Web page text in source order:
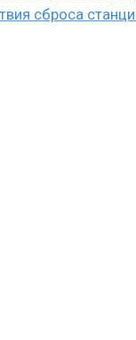
сброса